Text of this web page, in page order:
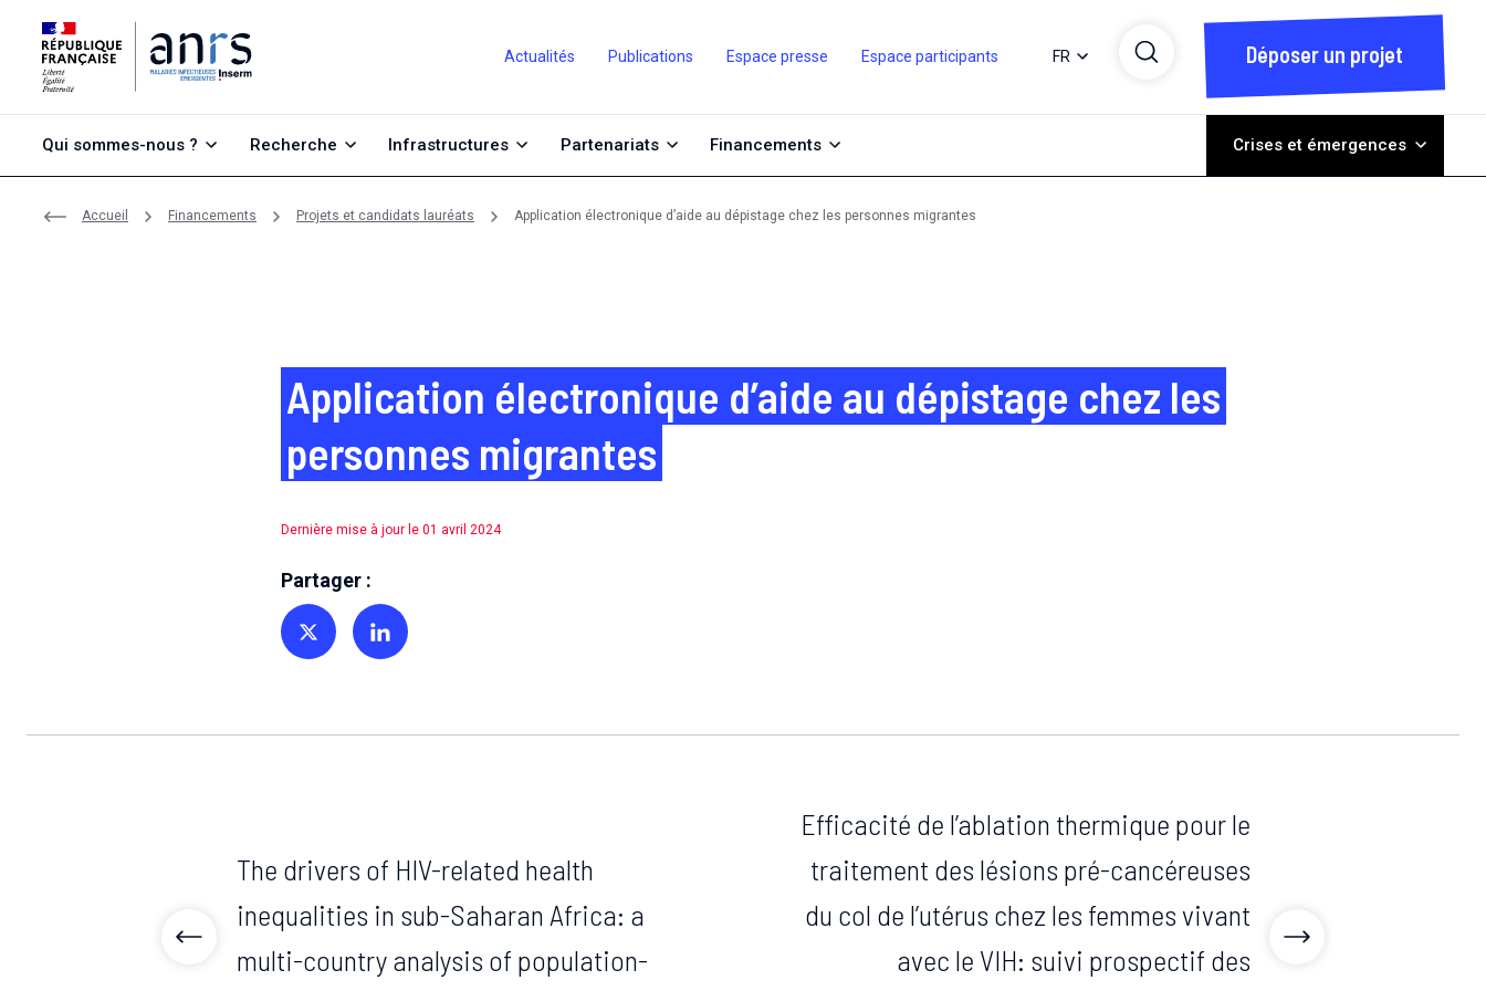
Actualités Publications Espace presse Espace participants FR Déposer un projet
Qui sommes-nous ? Recherche Infrastructures Partenariats Financements Crises et émergences
Accueil Financements Projets et candidats lauréats Application électronique d’aide au dépistage chez les personnes migrantes
Application électronique d’aide au dépistage chez les
personnes migrantes
Dernière mise à jour le 01 avril 2024
Partager :
Partager sur TwitterPartager sur Linkedin
The drivers of HIV-related health
inequalities in sub-Saharan Africa: a
multi-country analysis of population-
Efficacité de l’ablation thermique pour le
traitement des lésions pré-cancéreuses
du col de l’utérus chez les femmes vivant
avec le VIH: suivi prospectif des